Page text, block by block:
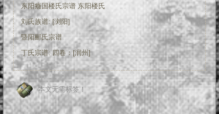
东阳癓国楼氏宗谱 东阳楼氏
刘氏族谱: [浏阳]
暨阳郦氏宗谱
丁氏宗谱: 四卷：[润州]
本文无需标签！